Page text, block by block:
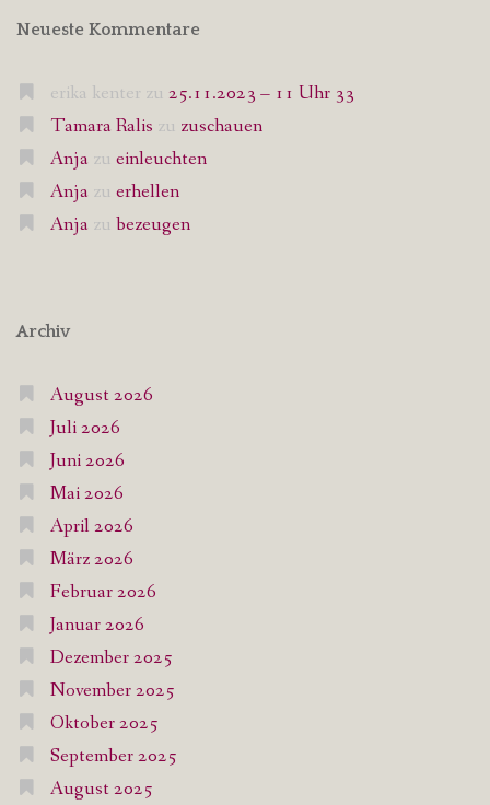
Neueste Kommentare
erika kenter zu 25.11.2023 – 11 Uhr 33
Tamara Ralis zu zuschauen
Anja zu einleuchten
Anja zu erhellen
Anja zu bezeugen
Archiv
August 2026
Juli 2026
Juni 2026
Mai 2026
April 2026
März 2026
Februar 2026
Januar 2026
Dezember 2025
November 2025
Oktober 2025
September 2025
August 2025